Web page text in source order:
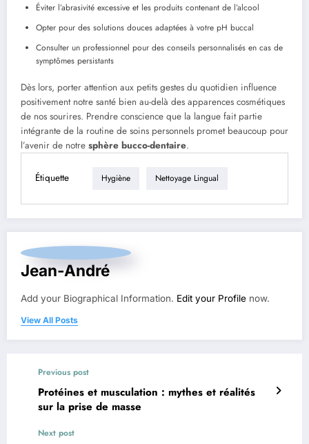
Éviter l’abrasivité excessive et les produits contenant de l’alcool
Opter pour des solutions douces adaptées à votre pH buccal
Consulter un professionnel pour des conseils personnalisés en cas de
symptômes persistants
Dès lors, porter attention aux petits gestes du quotidien influence
positivement notre santé bien au-delà des apparences cosmétiques
de nos sourires. Prendre conscience que la langue fait partie
intégrante de la routine de soins personnels promet beaucoup pour
l’avenir de notre sphère bucco-dentaire.
Étiquette Hygiène Nettoyage Lingual
Jean-André
Add your Biographical Information. Edit your Profile now.
View All Posts
Previous post
Protéines et musculation : mythes et réalités
sur la prise de masse
Next post